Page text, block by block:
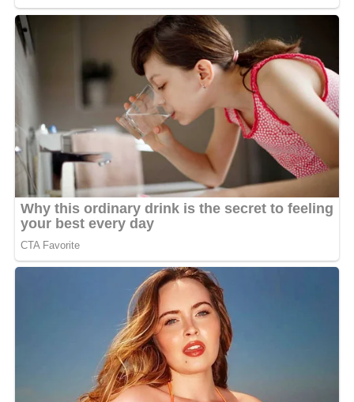
Profitant de cette occasion, elle a sollicité le soutien du
gouvernement pour la prise en charge des frais de
voyage : «
Je me permets, avec votre permission, de vous
solliciter pour mettre en lumière cette jeune compatriote
de 20 ans, afin que son voyage soit financé par les
autorités. Ce qui fait la fierté et la renommée d’un pays,
ce sont ces petites actions individuelles, mais qui
doivent être soutenues par les États
», a-t-elle ajouté.
La compétition réunira des représentantes de plus de
35 pays d’Afrique et de la diaspora lors de la grande
finale internationale, avec à la clé la couronne tant
convoitée. Plus qu’un concours, il s’agit d’une
célébration du riche patrimoine africain, de ses cultures
vibrantes, de son tourisme unique et de ses talents
émergents sur une scène internationale. Les Gabonais
sont donc invités à soutenir leur ambassadrice dans
cette nouvelle aventure.
UNE